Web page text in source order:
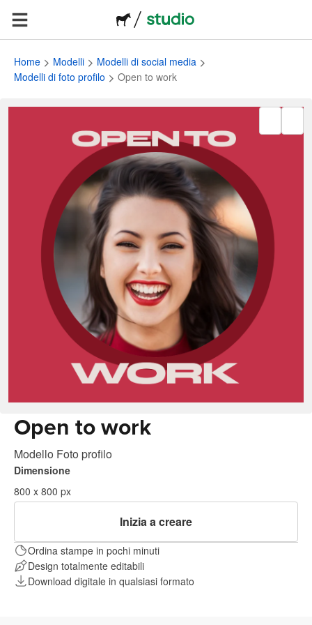
Home Modelli
Modelli di social media
Modelli di foto profilo
Open to work
Open to work
Modello Foto profilo
Dimensione
800 x 800 px
Inizia a creare
Ordina stampe in pochi minuti
Design totalmente editabili
Download digitale in qualsiasi formato